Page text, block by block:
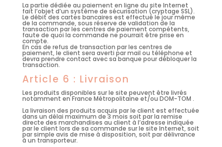
La partie dédiée au paiement en ligne du site Internet
fait l’objet d’un système de sécurisation (cryptage SSL).
Le débit des cartes bancaires est effectué le jour même
de la commande, sous réserve de validation de la
transaction par les centres de paiement compétents,
faute de quoi la commande ne pourrait être prise en
compte.
En cas de refus de transaction par les centres de
paiement, le client sera averti par mail ou téléphone et
devra prendre contact avec sa banque pour débloquer la
transaction.
Article 6 : Livraison
Les produits disponibles sur le site peuvent être livrés
notamment en France Métropolitaine et/ou DOM-TOM .
La livraison des produits acquis par le client est effectuée
dans un délai maximum de 3 mois soit par la remise
directe des marchandises au client à l’adresse indiquée
par le client lors de sa commande sur le site Internet, soit
par simple avis de mise à disposition, soit par délivrance
à un transporteur.